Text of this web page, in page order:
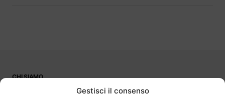
Gestisci il consenso
CHI SIAMO